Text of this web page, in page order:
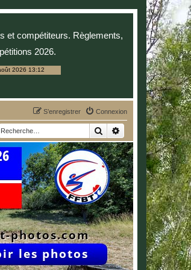
et compétiteurs. Règlements,
2026.
2026 13:12
Connexion
S’enregistrer
RechercherRecherche avancée